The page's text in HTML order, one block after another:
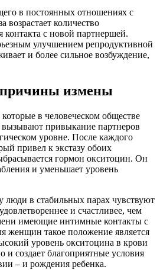
в постоянных отношениях с
количество
контакта с новой партнершей.
улучшением репродуктивной
и более сильное возбуждение,
измены
в человеческом обществе
привыкание партнеров
уровне. После каждого
привел к экстазу обоих
гормон окситоцин. Он
и уменьшает уровень
люди в стабильных парах чувствуют
и счастливее, чем
имеющие интимные контакты с
женщин такое положение является
уровень окситоцина в крови
и создает благоприятные условия
– и рождения ребенка.